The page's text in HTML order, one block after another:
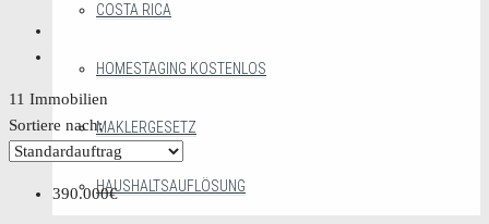
COSTA RICA
HOMESTAGING KOSTENLOS
MAKLERGESETZ
HAUSHALTSAUFLÖSUNG
11 Immobilien
Sortiere nach:
390.000€